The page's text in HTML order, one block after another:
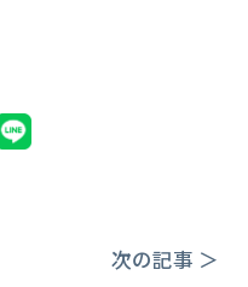
次の記事 ＞